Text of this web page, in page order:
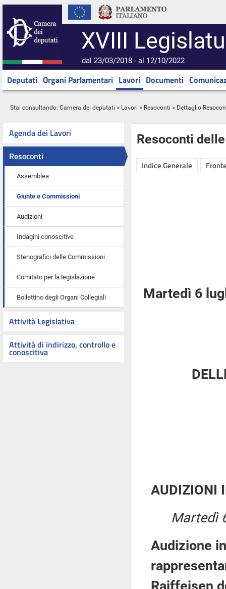
XVIII
dal 23/03/2018 - al 12/10/2022
Deputati Organi Parlamentari Lavori Documenti
Stai consultando: Camera dei deputati > Lavori > Resoconti > Dettaglio
Agenda dei Lavori
Resoconti
Assemblea
Giunte e Commissioni
Audizioni
Indagini conoscitive
Stenografici delle Commissioni
Comitato per la legislazione
Bollettino degli Organi Collegiali
Attività Legislativa
Attività di indirizzo, controllo e
conoscitiva
Resoconti
Indice Generale
Martedì 6
AUDIZIONI
Martedì
Audizione